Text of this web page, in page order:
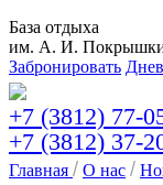
База отдыха
им. А. И.
Забронировать
+7 (3812) 77-
+7 (3812) 37-
Главная О нас